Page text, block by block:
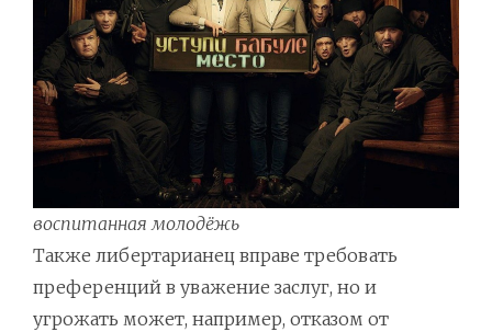
воспитанная молодёжь
Также либертарианец вправе требовать
преференций в уважение заслуг, но и
угрожать может, например, отказом от